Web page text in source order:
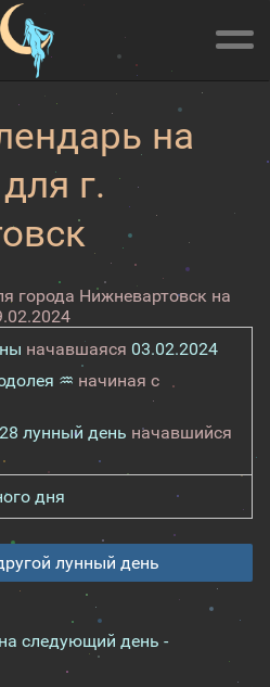
на
г.
города Нижневартовск на
начавшаяся 03.02.2024
♒ начиная с
28 лунный день начавшийся
дня
лунный день
следующий день -